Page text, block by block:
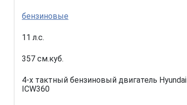
бензиновые
11 л.с.
357 см.куб.
4-х тактный бензиновый двигатель Hyundai
ICW360